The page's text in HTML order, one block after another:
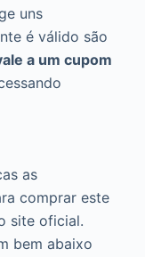
uns
é válido são
a um cupom
as
comprar este
site oficial.
bem abaixo